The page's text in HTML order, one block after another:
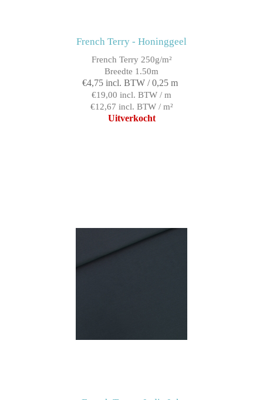
French Terry - Honinggeel
French Terry 250g/m²
Breedte 1.50m
€4,75 incl. BTW / 0,25 m
€19,00 incl. BTW / m
€12,67 incl. BTW / m²
Uitverkocht